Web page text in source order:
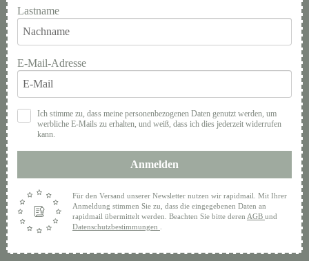
Lastname
E-Mail-Adresse
Ich stimme zu, dass meine personenbezogenen Daten genutzt werden, um
werbliche E-Mails zu erhalten, und weiß, dass ich dies jederzeit widerrufen
kann.
Anmelden
Für den Versand unserer Newsletter nutzen wir rapidmail. Mit Ihrer
Anmeldung stimmen Sie zu, dass die eingegebenen Daten an
rapidmail übermittelt werden. Beachten Sie bitte deren AGB und
Datenschutzbestimmungen